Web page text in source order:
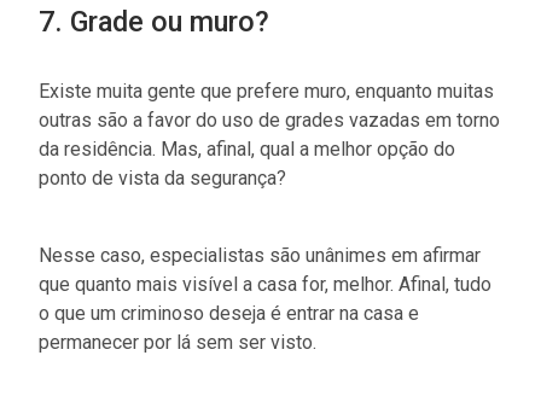
7. Grade ou muro?
Existe muita gente que prefere muro, enquanto muitas
outras são a favor do uso de grades vazadas em torno
da residência. Mas, afinal, qual a melhor opção do
ponto de vista da segurança?
Nesse caso, especialistas são unânimes em afirmar
que quanto mais visível a casa for, melhor. Afinal, tudo
o que um criminoso deseja é entrar na casa e
permanecer por lá sem ser visto.